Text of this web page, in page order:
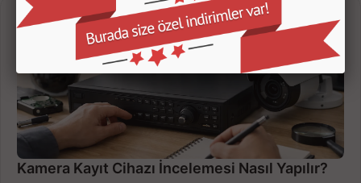
Kamera Kayıt Cihazı İncelemesi Nasıl Yapılır?